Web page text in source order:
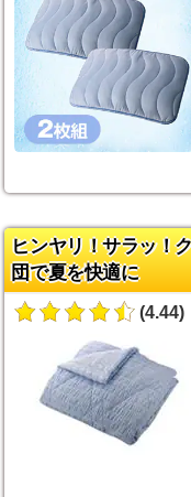
ヒンヤリ！サラッ！
団で夏を快適に
(4.44)